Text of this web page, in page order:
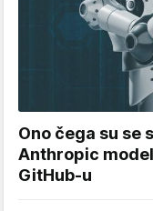
Ono čega su se
Anthropic
GitHub-u